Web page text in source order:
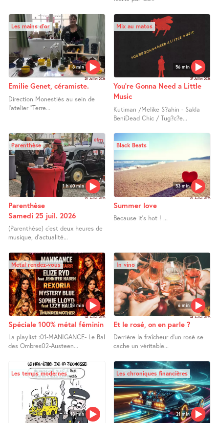
8 min
Les mains d’or
28 Juillet 2026
Emilie Genet, céramiste.
Direction Monestiés au sein de
l’atelier "Terre...
56 min
Mix au matos
27 Juillet 2026
You’re Gonna Need a Little
Music
Kutiman /Melike S?ahin - Sakla
BeniDead Chic / Tug?c?e...
1 h 60 min
Parenthèse
25 Juillet 2026
Parenthèse
Samedi 25 juil. 2026
(Parenthèse) c’est deux heures de
musique, d’actualité...
53 min
Black Beats
25 Juillet 2026
Summer love
Because it’s hot ! ...
58 min
Metal rendez-vous
24 Juillet 2026
Spéciale 100% métal féminin
La playlist :01-MANIGANCE- Le Bal
des Ombres02-Austeen...
6 min
In vino
24 Juillet 2026
Et le rosé, on en parle ?
Derrière la fraîcheur d’un rosé se
cache un véritable...
13 min
Les temps modernes
21 min
Les chroniques financières